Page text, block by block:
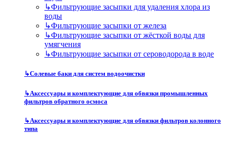
↳Фильтрующие засыпки для удаления хлора из
воды
↳Фильтрующие засыпки от железа
↳Фильтрующие засыпки от жёсткой воды для
умягчения
↳Фильтрующие засыпки от сероводорода в воде
↳Солевые баки для систем водоочистки
↳Аксессуары и комплектующие для обвязки промышленных
фильтров обратного осмоса
↳Аксессуары и комплектующие для обвязки фильтров колонного
типа